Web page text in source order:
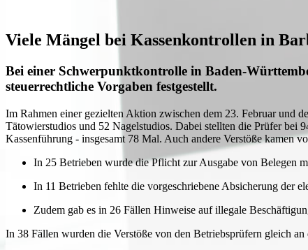
Viele Mängel bei Kassenkontrollen in
Bei einer Schwerpunktkontrolle in Baden-
steuerrechtliche Vorgaben festgestellt.
Im Rahmen einer gezielten Aktion zwischen dem 23. Februar und
Tätowierstudios und 52 Nagelstudios. Dabei stellten die Prüfer bei
Kassenführung - insgesamt 78 Mal. Auch andere Verstöße kamen
In 25 Betrieben wurde die Pflicht zur Ausgabe von Belegen
In 11 Betrieben fehlte die vorgeschriebene Absicherung der
Zudem gab es in 26 Fällen Hinweise auf illegale
In 38 Fällen wurden die Verstöße von den Betriebsprüfern gleich